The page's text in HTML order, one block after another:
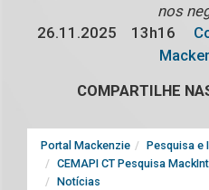
nos
26.11.2025
13h16
COMPARTILHE
Portal Mackenzie
Pesquisa e
CEMAPI CT Pesquisa
Notícias